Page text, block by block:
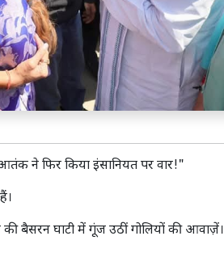
ने फिर किया इंसानियत पर वार!"
बैसरन घाटी में गूंज उठीं गोलियों की आवाज़ें।